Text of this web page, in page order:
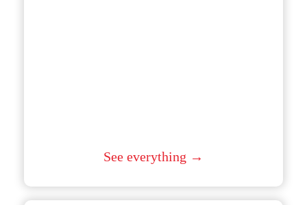
See everything →